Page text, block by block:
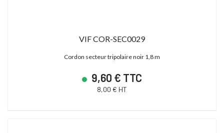
VIF COR-SEC0029
Cordon secteur tripolaire noir 1,8 m
9,60 € TTC
8,00 € HT